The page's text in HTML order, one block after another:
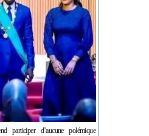
participer d’aucune polémique